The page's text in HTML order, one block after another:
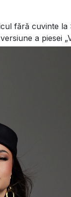
fără cuvinte la
a piesei